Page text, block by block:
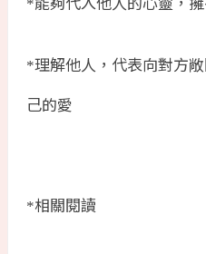
*
*理解他人，代表向對方
己的愛
*相關閱讀